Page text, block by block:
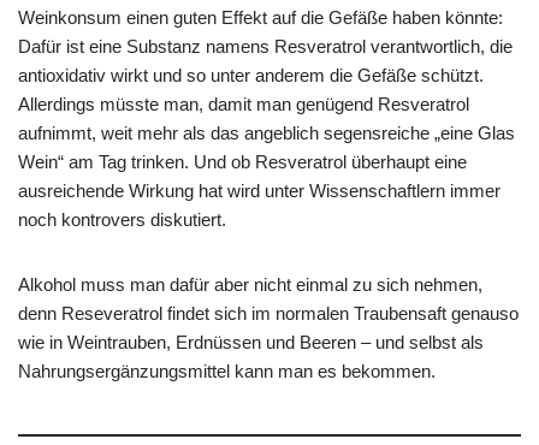
Weinkonsum einen guten Effekt auf die Gefäße haben könnte:
Dafür ist eine Substanz namens Resveratrol verantwortlich, die
antioxidativ wirkt und so unter anderem die Gefäße schützt.
Allerdings müsste man, damit man genügend Resveratrol
aufnimmt, weit mehr als das angeblich segensreiche „eine Glas
Wein“ am Tag trinken. Und ob Resveratrol überhaupt eine
ausreichende Wirkung hat wird unter Wissenschaftlern immer
noch kontrovers diskutiert.
Alkohol muss man dafür aber nicht einmal zu sich nehmen,
denn Reseveratrol findet sich im normalen Traubensaft genauso
wie in Weintrauben, Erdnüssen und Beeren – und selbst als
Nahrungsergänzungsmittel kann man es bekommen.